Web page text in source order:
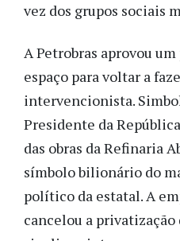
vez dos grupos sociais
A Petrobras aprovou
espaço para voltar a
intervencionista.
Presidente da
das obras da Refinaria
símbolo bilionário do
político da estatal. A
cancelou a